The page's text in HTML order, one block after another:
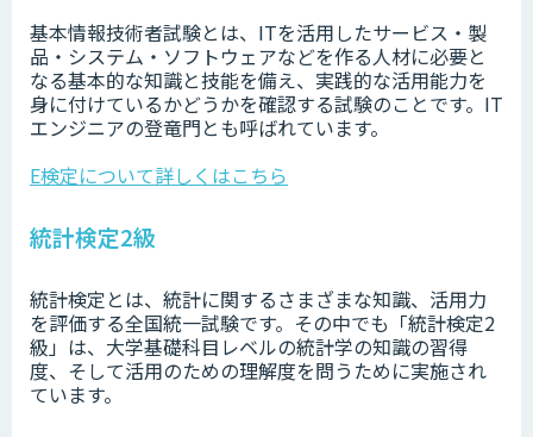
基本情報技術者試験とは、ITを活用したサービス・製
品・システム・ソフトウェアなどを作る人材に必要と
なる基本的な知識と技能を備え、実践的な活用能力を
身に付けているかどうかを確認する試験のことです。IT
エンジニアの登竜門とも呼ばれています。
E検定について詳しくはこちら
統計検定2級
統計検定とは、統計に関するさまざまな知識、活用力
を評価する全国統一試験です。その中でも「統計検定2
級」は、大学基礎科目レベルの統計学の知識の習得
度、そして活用のための理解度を問うために実施され
ています。